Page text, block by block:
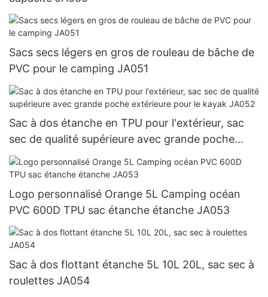
Sacs secs légers en gros de rouleau de bâche de
PVC pour le camping JA051
Sac à dos étanche en TPU pour l'extérieur, sac
sec de qualité supérieure avec grande poche
extérieure pour le kayak JA052
Logo personnalisé Orange 5L Camping océan
PVC 600D TPU sac étanche étanche JA053
Sac à dos flottant étanche 5L 10L 20L, sac sec à
roulettes JA054